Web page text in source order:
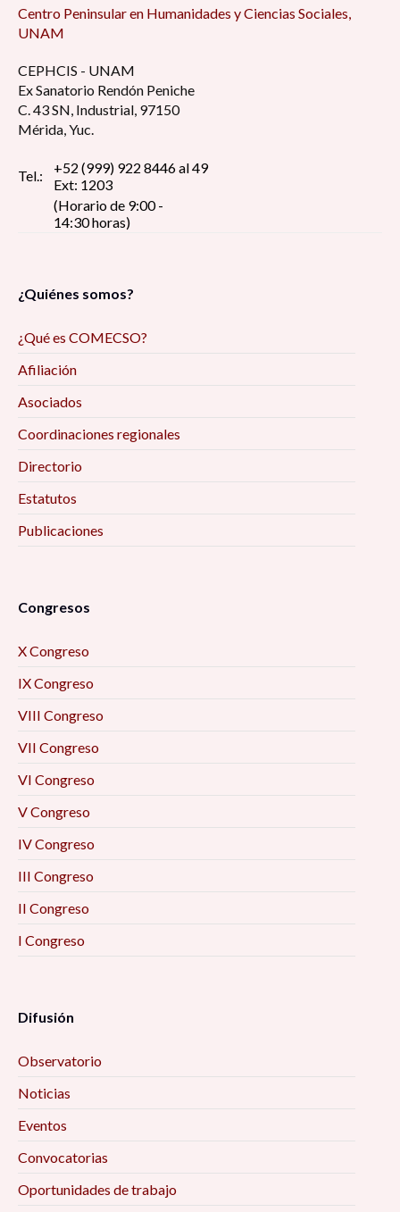
Centro Peninsular en Humanidades y Ciencias Sociales,
UNAM
CEPHCIS - UNAM
Ex Sanatorio Rendón Peniche
C. 43 SN, Industrial, 97150
Mérida, Yuc.
Tel.:
+52 (999) 922 8446 al 49
Ext: 1203
(Horario de 9:00 -
14:30 horas)
¿Quiénes somos?
¿Qué es COMECSO?
Afiliación
Asociados
Coordinaciones regionales
Directorio
Estatutos
Publicaciones
Congresos
X Congreso
IX Congreso
VIII Congreso
VII Congreso
VI Congreso
V Congreso
IV Congreso
III Congreso
II Congreso
I Congreso
Difusión
Observatorio
Noticias
Eventos
Convocatorias
Oportunidades de trabajo